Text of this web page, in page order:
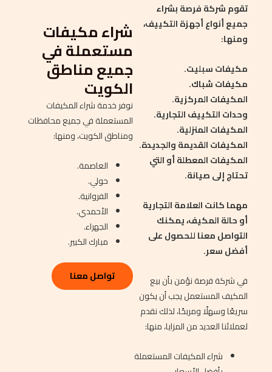
تقوم شركة فرصة بشراء
جميع أنواع أجهزة التكييف،
ومنها:
مكيفات سبليت.
مكيفات شباك.
المكيفات المركزية.
وحدات التكييف التجارية.
المكيفات المنزلية.
المكيفات القديمة والجديدة.
المكيفات المعطلة أو التي
تحتاج إلى صيانة.
مهما كانت العلامة التجارية
أو حالة المكيف، يمكنك
التواصل معنا للحصول على
أفضل سعر.
في شركة فرصة نؤمن بأن بيع
المكيف المستعمل يجب أن يكون
سريعًا وسهلًا ومربحًا، لذلك نقدم
لعملائنا العديد من المزايا، منها:
شراء المكيفات المستعملة
شراء مكيفات
مستعملة في
جميع مناطق
الكويت
نوفر خدمة شراء المكيفات
المستعملة في جميع محافظات
ومناطق الكويت، ومنها:
العاصمة.
حولي.
الفروانية.
الأحمدي.
الجهراء.
مبارك الكبير.
تواصل معنا